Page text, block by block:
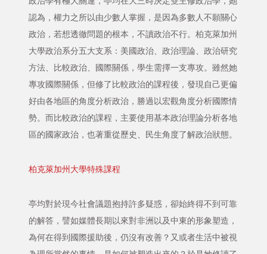
認為，權力之所以由少數人掌握，是因為多數人不願關心
政治，若想透徹問題的根本，不讀政治不行。柏克萊加州
大學政治系分五大支系：美國政治、政治理論、政治研究
方法、比較政治、國際關係，學生需擇一支專攻。雖然她
專攻國際關係，但修了比較政治的課程後，發現自己更偏
好由各地區的角度分析政治，勝過以宏觀角度分析國際情
勢。而比較政治的課程，主要使用基本政治理論分析各地
區的國家政治，也著重從歷史、民生角度了解政治狀態。
柏克萊加州大學特殊課程
亭均對於現今社會議題抱持許多疑惑，卻始終得不到可靠
的解答，譬如媒體長期以來對非洲以及中東的形象塑造，
為何在得到國際援助後，仍沒有改善？又或者生活中被視